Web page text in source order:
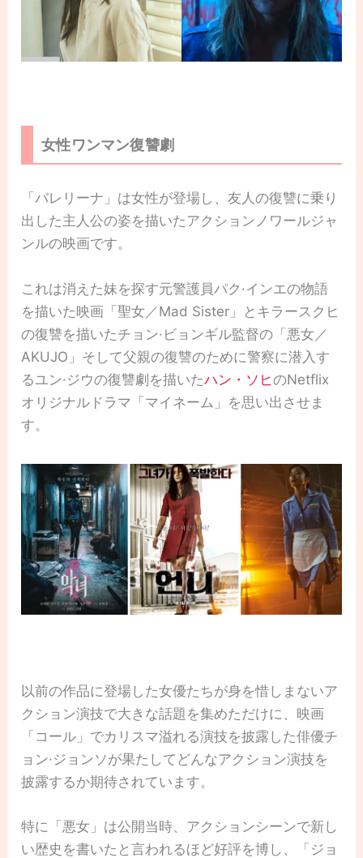
女性ワンマン復讐劇
「バレリーナ」は女性が登場し、友人の復讐に乗り
出した主人公の姿を描いたアクションノワールジャ
ンルの映画です。
これは消えた妹を探す元警護員パク·インエの物語
を描いた映画「聖女／Mad Sister」とキラースクヒ
の復讐を描いたチョン·ビョンギル監督の「悪女／
AKUJO」そして父親の復讐のために警察に潜入す
るユン·ジウの復讐劇を描いたハン・ソヒのNetflix
オリジナルドラマ「マイネーム」を思い出させま
す。
以前の作品に登場した女優たちが身を惜しまないア
クション演技で大きな話題を集めただけに、映画
「コール」でカリスマ溢れる演技を披露した俳優チ
ョン·ジョンソが果たしてどんなアクション演技を
披露するか期待されています。
特に「悪女」は公開当時、アクションシーンで新し
い歴史を書いたと言われるほど好評を博し、「ジョ